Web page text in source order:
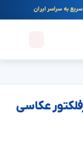
به سراسر ایران
عکاسی